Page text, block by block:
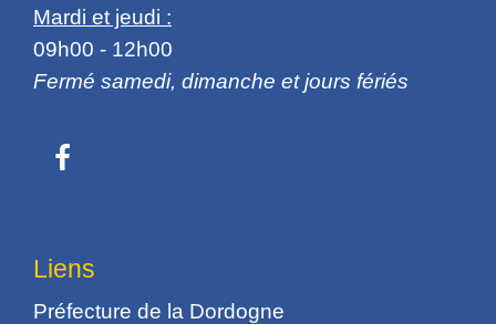
Mardi et jeudi :
09h00 - 12h00
Fermé samedi, dimanche et jours fériés
Liens
Préfecture de la Dordogne